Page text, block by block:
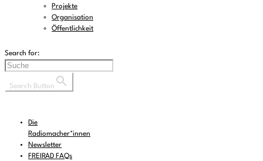
Projekte
Organisation
Öffentlichkeit
Search for:
Search Button
Die
Radiomacher*innen
Newsletter
FREIRAD FAQs